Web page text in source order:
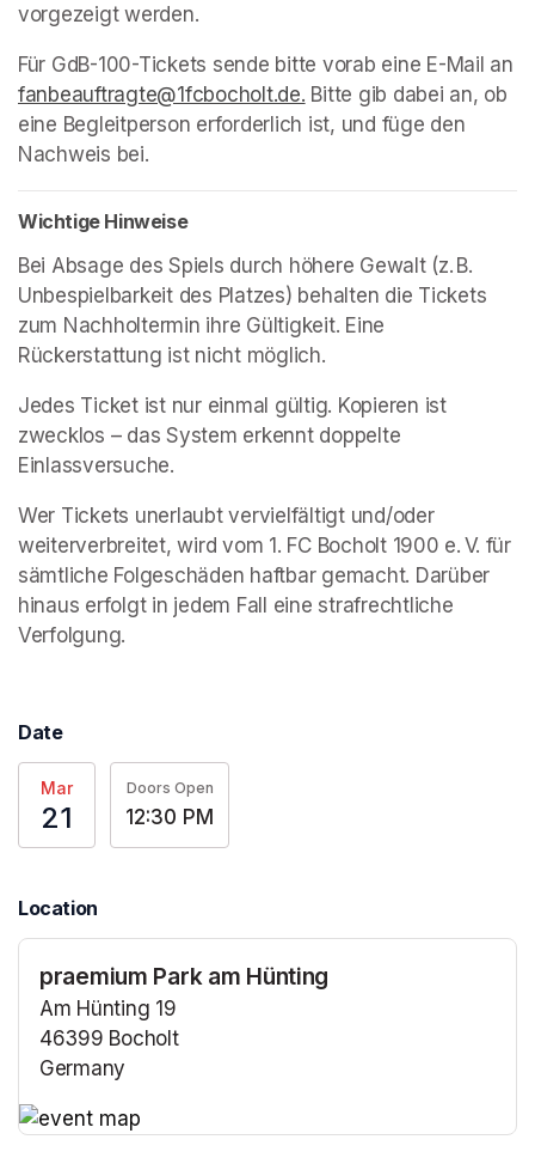
vorgezeigt werden.
fanbeauftragte@1fcbocholt.de. (opens in a new tab)
Bitte gib dabei an, ob
eine Begleitperson erforderlich ist, und füge den
Nachweis bei.
Wichtige Hinweise
Bei Absage des Spiels durch höhere Gewalt (z. B.
Unbespielbarkeit des Platzes) behalten die Tickets
zum Nachholtermin ihre Gültigkeit. Eine
Rückerstattung ist nicht möglich.
Jedes Ticket ist nur einmal gültig. Kopieren ist
zwecklos – das System erkennt doppelte
Einlassversuche.
Wer Tickets unerlaubt vervielfältigt und/oder
weiterverbreitet, wird vom 1. FC Bocholt 1900 e. V. für
sämtliche Folgeschäden haftbar gemacht. Darüber
hinaus erfolgt in jedem Fall eine strafrechtliche
Verfolgung.
Date
Mar
21
Doors Open
12:30 PM
Location
praemium Park am Hünting
Am Hünting 19
46399 Bocholt
Germany